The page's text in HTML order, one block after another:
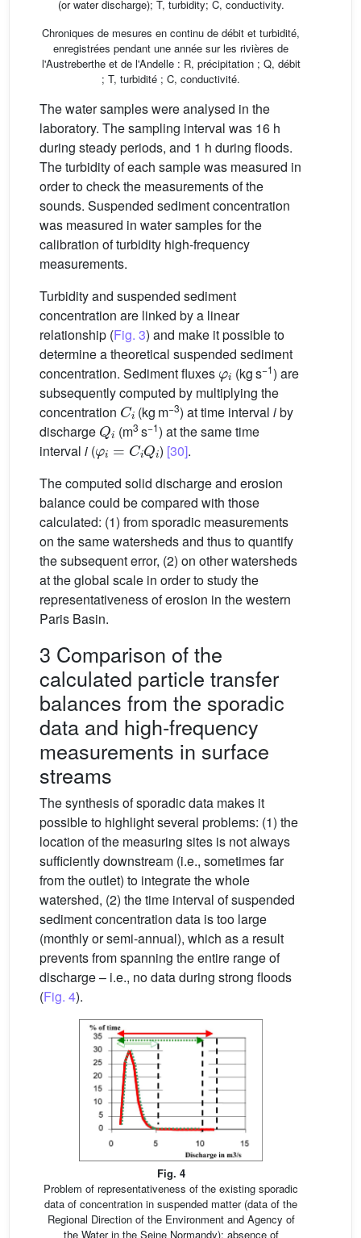
(or water discharge); T, turbidity; C, conductivity.
Chroniques de mesures en continu de débit et turbidité,
enregistrées pendant une année sur les rivières de
l'Austreberthe et de l'Andelle : R, précipitation ; Q, débit
; T, turbidité ; C, conductivité.
The water samples were analysed in the
laboratory. The sampling interval was 16 h
during steady periods, and 1 h during floods.
The turbidity of each sample was measured in
order to check the measurements of the
sounds. Suspended sediment concentration
was measured in water samples for the
calibration of turbidity high-frequency
measurements.
Turbidity and suspended sediment
concentration are linked by a linear
relationship (Fig. 3) and make it possible to
determine a theoretical suspended sediment
concentration. Sediment fluxes
φi
(kg s−1) are
subsequently computed by multiplying the
concentration
Ci
(kg m−3) at time intervaliby
discharge
Qi
(m3 s−1) at the same time
interval i (
φi=CiQi
) [30].
The computed solid discharge and erosion
balance could be compared with those
calculated: (1) from sporadic measurements
on the same watersheds and thus to quantify
the subsequent error, (2) on other watersheds
at the global scale in order to study the
representativeness of erosion in the western
Paris Basin.
3 Comparison of the
calculated particle transfer
balances from the sporadic
data and high-frequency
measurements in surface
streams
The synthesis of sporadic data makes it
possible to highlight several problems: (1) the
location of the measuring sites is not always
sufficiently downstream (i.e., sometimes far
from the outlet) to integrate the whole
watershed, (2) the time interval of suspended
sediment concentration data is too large
(monthly or semi-annual), which as a result
prevents from spanning the entire range of
discharge – i.e., no data during strong floods
(Fig. 4).
Fig. 4
Problem of representativeness of the existing sporadic
data of concentration in suspended matter (data of the
Regional Direction of the Environment and Agency of
the Water in the Seine Normandy): absence of